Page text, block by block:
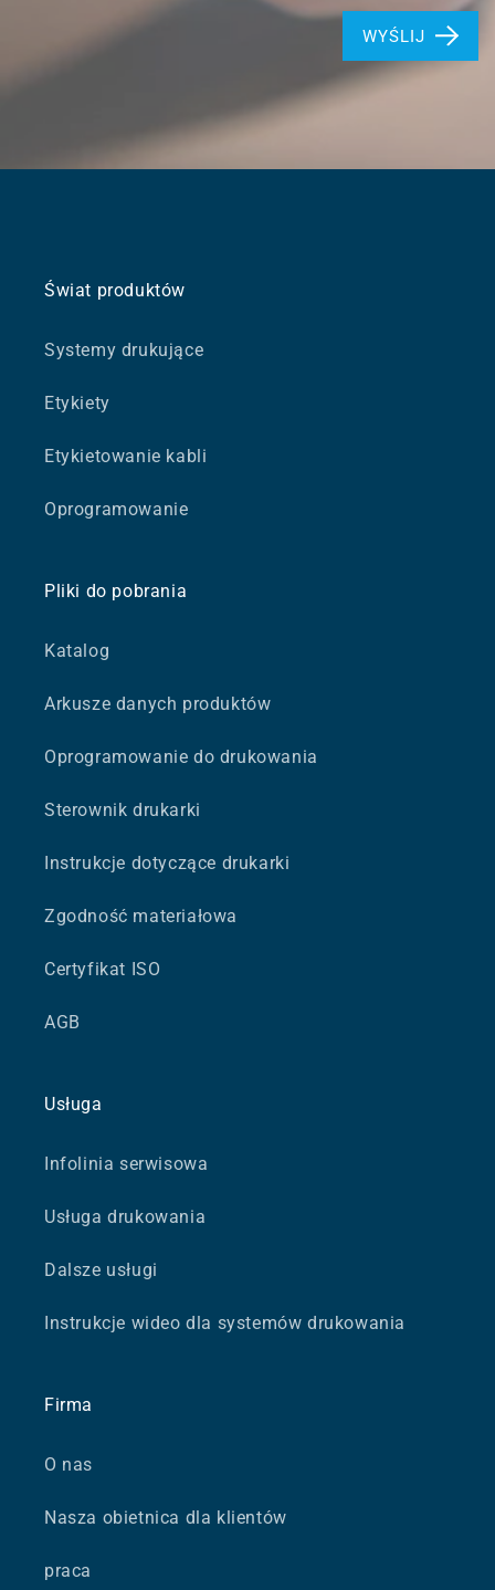
WYŚLIJ
Świat produktów
Systemy drukujące
Etykiety
Etykietowanie kabli
Oprogramowanie
Pliki do pobrania
Katalog
Arkusze danych produktów
Oprogramowanie do drukowania
Sterownik drukarki
Instrukcje dotyczące drukarki
Zgodność materiałowa
Certyfikat ISO
AGB
Usługa
Infolinia serwisowa
Usługa drukowania
Dalsze usługi
Instrukcje wideo dla systemów drukowania
Firma
O nas
Nasza obietnica dla klientów
praca